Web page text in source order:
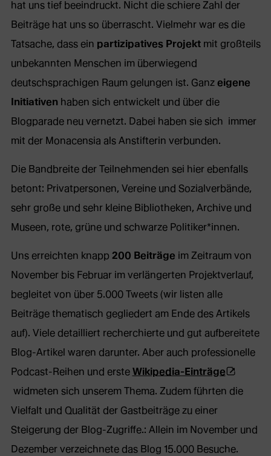
hat uns tief beeindruckt. Nicht die schiere Zahl der
Beiträge hat uns so überrascht. Vielmehr war es die
Tatsache, dass ein partizipatives Projektmit großteils
unbekannten Menschen im überwiegend
deutschsprachigen Raum gelungen ist. Ganz eigene
Initiativenhaben sich entwickelt und über die
Blogparade neu vernetzt. Dabei haben sie sich immer
mit der Monacensia als Anstifterin verbunden.
Die Bandbreite der Teilnehmenden sei hier ebenfalls
betont: Privatpersonen, Vereine und Sozialverbände,
sehr große und sehr kleine Bibliotheken, Archive und
Museen, rote, grüne und schwarze Politiker*innen.
Uns erreichten knapp 200 Beiträge im Zeitraum von
November bis Februar im verlängerten Projektverlauf,
begleitet von über 5.000 Tweets (wir listen alle
Beiträge thematisch gegliedert am Ende des Artikels
auf). Viele detailliert recherchierte und gut aufbereitete
Blog-Artikel waren darunter. Aber auch professionelle
Podcast-Reihen und erste Wikipedia-Einträge(Öffnet
externe
in
neuem
widmeten sich unserem Thema. Zudem führten die
Vielfalt und Qualität der Gastbeiträge zu einer
Steigerung der Blog-Zugriffe.: Allein im November und
Dezember verzeichnete das Blog 15.000 Besuche.